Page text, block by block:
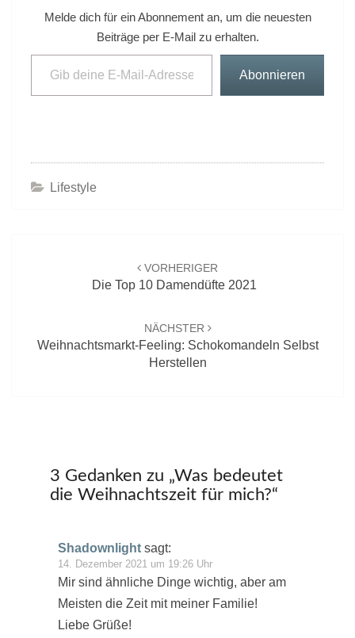
Melde dich für ein Abonnement an, um die neuesten
Beiträge per E-Mail zu erhalten.
Gib deine E-Mail-Adresse ein ...
Abonnieren
Lifestyle
VORHERIGER
Die Top 10 Damendüfte 2021
NÄCHSTER
Weihnachtsmarkt-Feeling: Schokomandeln Selbst
Herstellen
3 Gedanken zu „Was bedeutet
die Weihnachtszeit für mich?“
Shadownlight sagt:
14. Dezember 2021 um 19:26 Uhr
Mir sind ähnliche Dinge wichtig, aber am
Meisten die Zeit mit meiner Familie!
Liebe Grüße!